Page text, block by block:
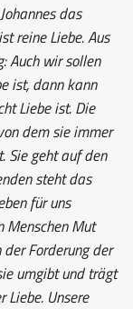
das
reine Liebe. Aus
Auch wir sollen
ist, dann kann
Liebe ist. Die
dem sie immer
Sie geht auf den
steht das
für uns
Menschen Mut
der Forderung der
umgibt und trägt
Liebe. Unsere